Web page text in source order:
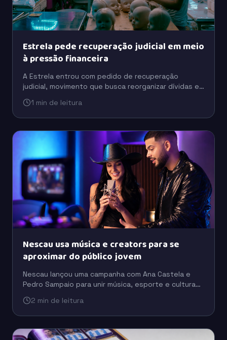
Estrela pede recuperação judicial em meio
à pressão financeira
A Estrela entrou com pedido de recuperação
judicial, movimento que busca reorganizar dívidas e
financeira.
1 min de leitura
Nescau usa música e creators para se
aproximar do público jovem
Nescau lançou uma campanha com Ana Castela e
Pedro Sampaio para unir música, esporte e cultura
novas gerações.
2 min de leitura